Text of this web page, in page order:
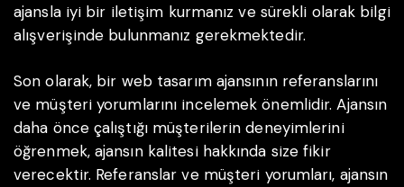
ajansla iyi bir iletişim kurmanız ve sürekli olarak bilgi
alışverişinde bulunmanız gerekmektedir.
Son olarak, bir web tasarım ajansının referanslarını
ve müşteri yorumlarını incelemek önemlidir. Ajansın
daha önce çalıştığı müşterilerin deneyimlerini
öğrenmek, ajansın kalitesi hakkında size fikir
verecektir. Referanslar ve müşteri yorumları, ajansın